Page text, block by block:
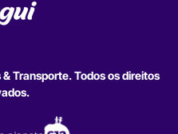
Transporte. Todos os direitos